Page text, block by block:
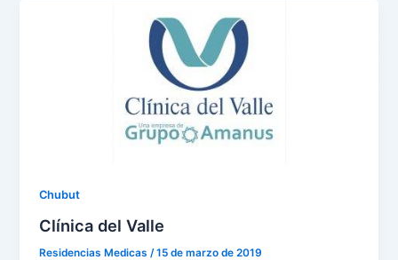
Chubut
Clínica del Valle
Residencias Medicas/15 de marzo de 2019